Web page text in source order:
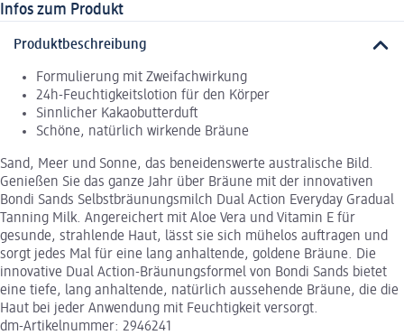
Infos zum Produkt
Produktbeschreibung
Formulierung mit Zweifachwirkung
24h-Feuchtigkeitslotion für den Körper
Sinnlicher Kakaobutterduft
Schöne, natürlich wirkende Bräune
Sand, Meer und Sonne, das beneidenswerte australische Bild.
Genießen Sie das ganze Jahr über Bräune mit der innovativen
Bondi Sands Selbstbräunungsmilch Dual Action Everyday Gradual
Tanning Milk. Angereichert mit Aloe Vera und Vitamin E für
gesunde, strahlende Haut, lässt sie sich mühelos auftragen und
sorgt jedes Mal für eine lang anhaltende, goldene Bräune. Die
innovative Dual Action-Bräunungsformel von Bondi Sands bietet
eine tiefe, lang anhaltende, natürlich aussehende Bräune, die die
Haut bei jeder Anwendung mit Feuchtigkeit versorgt.
dm-Artikelnummer: 2946241